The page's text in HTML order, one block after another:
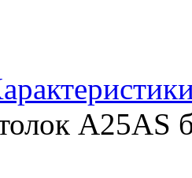
A25AS